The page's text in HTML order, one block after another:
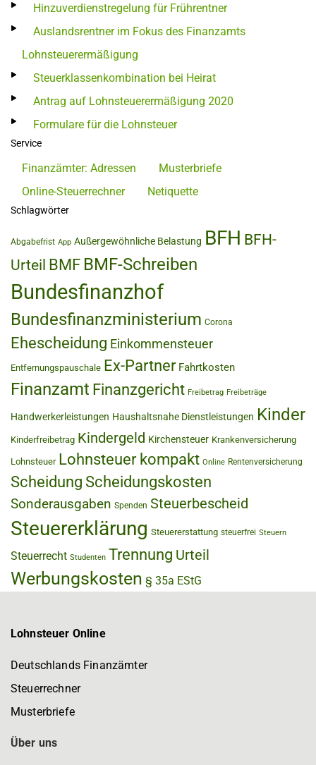
Hinzuverdienstregelung für Frührentner
Auslandsrentner im Fokus des Finanzamts
Lohnsteuerermäßigung
Steuerklassenkombination bei Heirat
Antrag auf Lohnsteuerermäßigung 2020
Formulare für die Lohnsteuer
Service
Finanzämter: Adressen
Musterbriefe
Online-Steuerrechner
Netiquette
Schlagwörter
Abgabefrist App Außergewöhnliche Belastung BFH BFH-
Urteil BMF BMF-Schreiben
Bundesfinanzhof
Bundesfinanzministerium Corona
Ehescheidung Einkommensteuer
Entfernungspauschale Ex-Partner Fahrtkosten
Finanzamt Finanzgericht Freibetrag Freibeträge
Handwerkerleistungen Haushaltsnahe Dienstleistungen Kinder
Kinderfreibetrag Kindergeld Kirchensteuer Krankenversicherung
Lohnsteuer Lohnsteuer kompakt Online Rentenversicherung
Scheidung Scheidungskosten
Sonderausgaben Spenden Steuerbescheid
Steuererklärung Steuererstattung steuerfrei Steuern
Steuerrecht Studenten Trennung Urteil
Werbungskosten § 35a EStG
Lohnsteuer Online
Deutschlands Finanzämter
Steuerrechner
Musterbriefe
Über uns